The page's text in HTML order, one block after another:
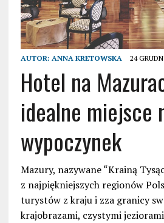
AUTOR: ANNA KRETOWSKA 24
Hotel na
idealne miejsce
wypoczynek
Mazury, nazywane “Krainą
z najpiękniejszych regionów
turystów z kraju i zza granicy
krajobrazami, czystymi